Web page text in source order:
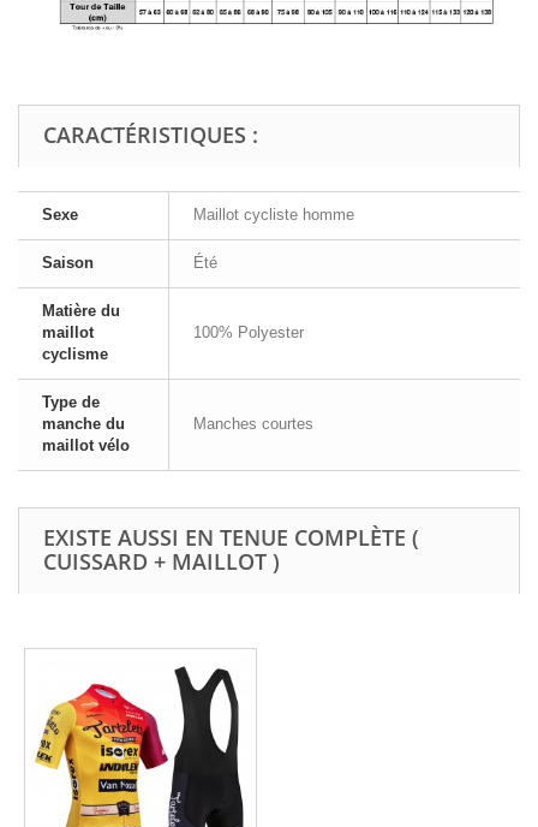
CARACTÉRISTIQUES :
Sexe Maillot cycliste homme
Saison Été
Matière du
maillot
cyclisme
100% Polyester
Type de
manche du
maillot vélo
Manches courtes
EXISTE AUSSI EN TENUE COMPLÈTE (
CUISSARD + MAILLOT )